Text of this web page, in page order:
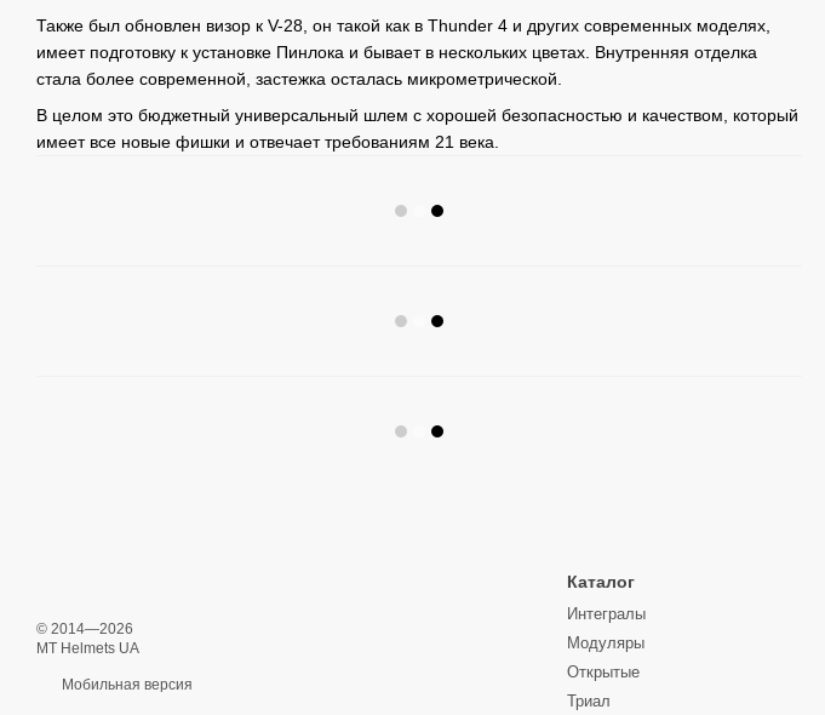
Также был обновлен визор к V-28, он такой как в Thunder 4 и других современных моделях,
имеет подготовку к установке Пинлока и бывает в нескольких цветах. Внутренняя отделка
стала более современной, застежка осталась микрометрической.
В целом это бюджетный универсальный шлем с хорошей безопасностью и качеством, который
имеет все новые фишки и отвечает требованиям 21 века.
© 2014—2026
MT Helmets UA
Мобильная версия
Каталог
Интегралы
Модуляры
Открытые
Триал